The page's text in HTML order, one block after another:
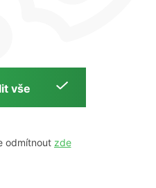
427 Újezd u Brna, 664
| by
odmítnout